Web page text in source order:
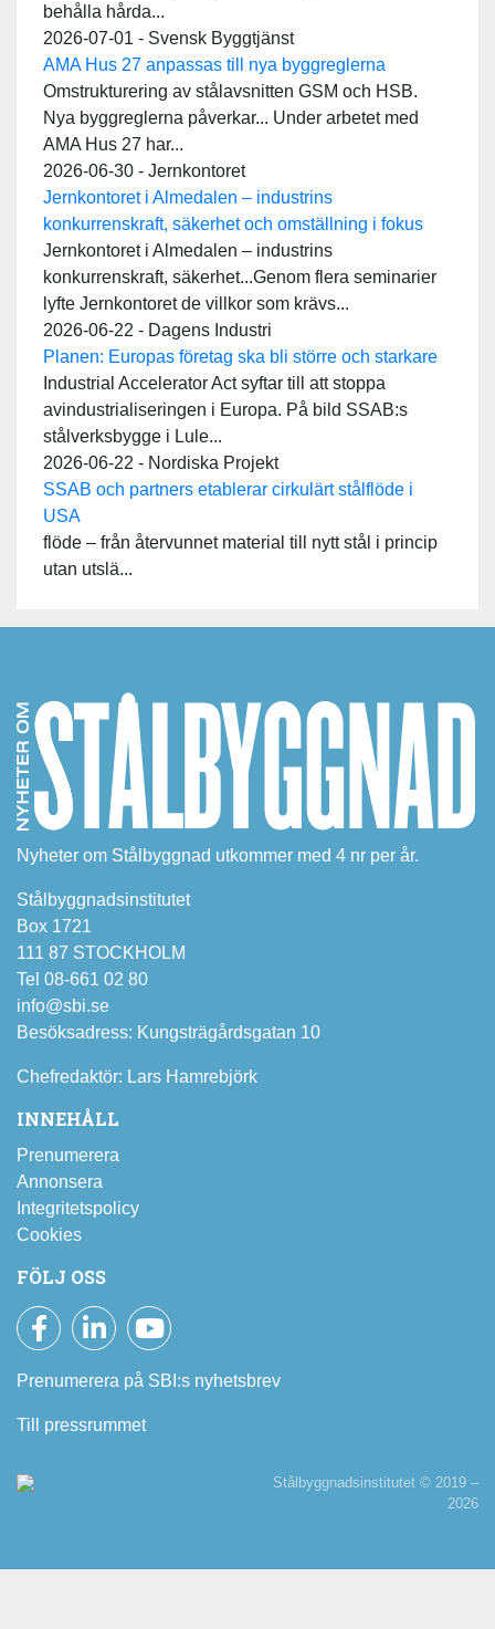
behålla hårda...
2026-07-01 - Svensk Byggtjänst
AMA Hus 27 anpassas till nya byggreglerna
Omstrukturering av stålavsnitten GSM och HSB.
Nya byggreglerna påverkar... Under arbetet med
AMA Hus 27 har...
2026-06-30 - Jernkontoret
Jernkontoret i Almedalen – industrins
konkurrenskraft, säkerhet och omställning i fokus
Jernkontoret i Almedalen – industrins
konkurrenskraft, säkerhet...Genom flera seminarier
lyfte Jernkontoret de villkor som krävs...
2026-06-22 - Dagens Industri
Planen: Europas företag ska bli större och starkare
Industrial Accelerator Act syftar till att stoppa
avindustrialiseringen i Europa. På bild SSAB:s
stålverksbygge i Lule...
2026-06-22 - Nordiska Projekt
SSAB och partners etablerar cirkulärt stålflöde i
USA
flöde – från återvunnet material till nytt stål i princip
utan utslä...
Nyheter om Stålbyggnad utkommer med 4 nr per år.
Stålbyggnadsinstitutet
Box 1721
111 87 STOCKHOLM
Tel 08-661 02 80
info@sbi.se
Besöksadress: Kungsträgårdsgatan 10
Chefredaktör: Lars Hamrebjörk
INNEHÅLL
Prenumerera
Annonsera
Integritetspolicy
Cookies
FÖLJ OSS
Facebook
LinkedInYouTube
Prenumerera på SBI:s nyhetsbrev
Till pressrummet
Stålbyggnadsinstitutet © 2019 –
2026